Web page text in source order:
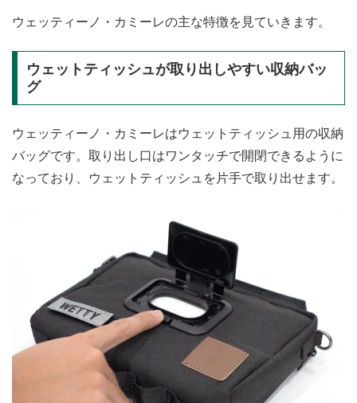
ウェッティーノ・カミーレの主な特徴を見ていきます。
ウェットティッシュが取り出しやすい収納バッ
グ
ウェッティーノ・カミーレはウェットティッシュ用の収納
バッグです。取り出し口はワンタッチで開閉できるように
なっており、ウェットティッシュを片手で取り出せます。